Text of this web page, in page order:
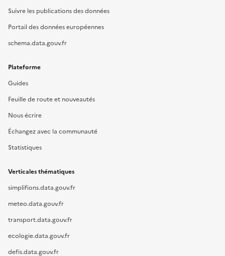
Suivre les publications des données
Portail des données européennes
schema.data.gouv.fr
Plateforme
Guides
Feuille de route et nouveautés
Nous écrire
Échangez avec la communauté
Statistiques
Verticales thématiques
simplifions.data.gouv.fr
meteo.data.gouv.fr
transport.data.gouv.fr
ecologie.data.gouv.fr
defis.data.gouv.fr